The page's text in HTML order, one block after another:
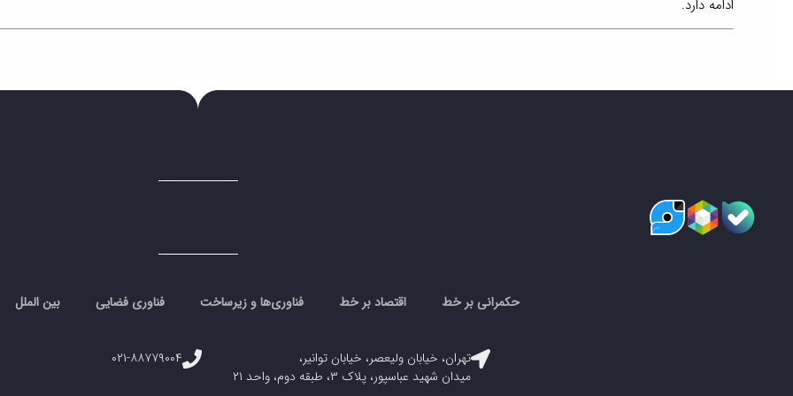
ادامه دارد.
حکمرانی بر خط اقتصاد بر خط فناوری‌ها و زیرساخت فناوری فضایی بین الملل
تهران، خیابان ولیعصر، خیابان توانیر،
میدان شهید عباسپور، پلاک ۳، طبقه دوم، واحد ۲۱
۰۲۱-۸۸۷۷۹۰۰۴